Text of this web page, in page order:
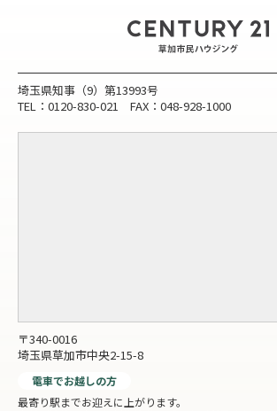
埼玉県知事（9）第13993号
TEL：0120-830-021 FAX：048-928-1000
〒340-0016
埼玉県草加市中央2-15-8
電車でお越しの方
最寄り駅までお迎えに上がります。